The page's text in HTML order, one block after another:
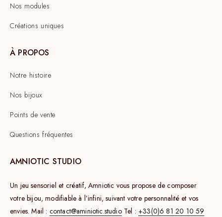
Nos modules
Créations uniques
À PROPOS
Notre histoire
Nos bijoux
Points de vente
Questions fréquentes
AMNIOTIC STUDIO
Un jeu sensoriel et créatif, Amniotic vous propose de composer
votre bijou, modifiable à l’infini, suivant votre personnalité et vos
envies. Mail : contact@aminiotic.studioTel : +33(0)6 81 20 10 59